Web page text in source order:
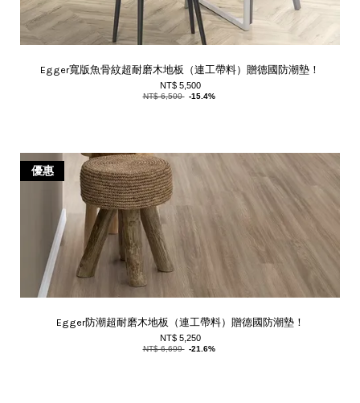
Egger寬版魚骨紋超耐磨木地板（連工帶料）贈德國防潮墊！
NT$ 5,500
NT$ 6,500 -15.4%
優惠
Egger防潮超耐磨木地板（連工帶料）贈德國防潮墊！
NT$ 5,250
NT$ 6,699 -21.6%